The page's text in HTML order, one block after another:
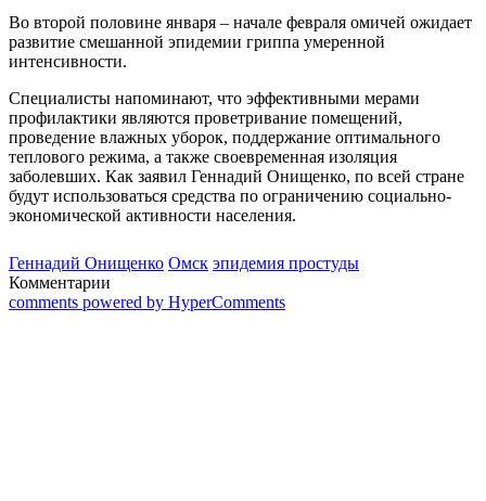
Во второй половине января – начале февраля омичей ожидает
развитие смешанной эпидемии гриппа умеренной
интенсивности.
Специалисты напоминают, что эффективными мерами
профилактики являются проветривание помещений,
проведение влажных уборок, поддержание оптимального
теплового режима, а также своевременная изоляция
заболевших. Как заявил Геннадий Онищенко, по всей стране
будут использоваться средства по ограничению социально-
экономической активности населения.
Геннадий Онищенко Омск эпидемия простуды
Комментарии
comments powered by HyperComments